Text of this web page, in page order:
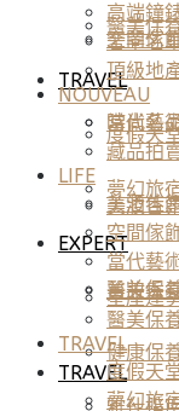
空間傢
當代藝
美妝香
醫美保
TRAVEL
醫美保
TRAVEL
度假天
夢幻旅
EXPERT
星座運
健康保
高端鐘
奢華名
頂級地
NOUVEAU
時尚名
藏品拍
LIFE
美酒佳
空間傢
當代藝
美妝香
醫美保
TRAVEL
度假天
夢幻旅